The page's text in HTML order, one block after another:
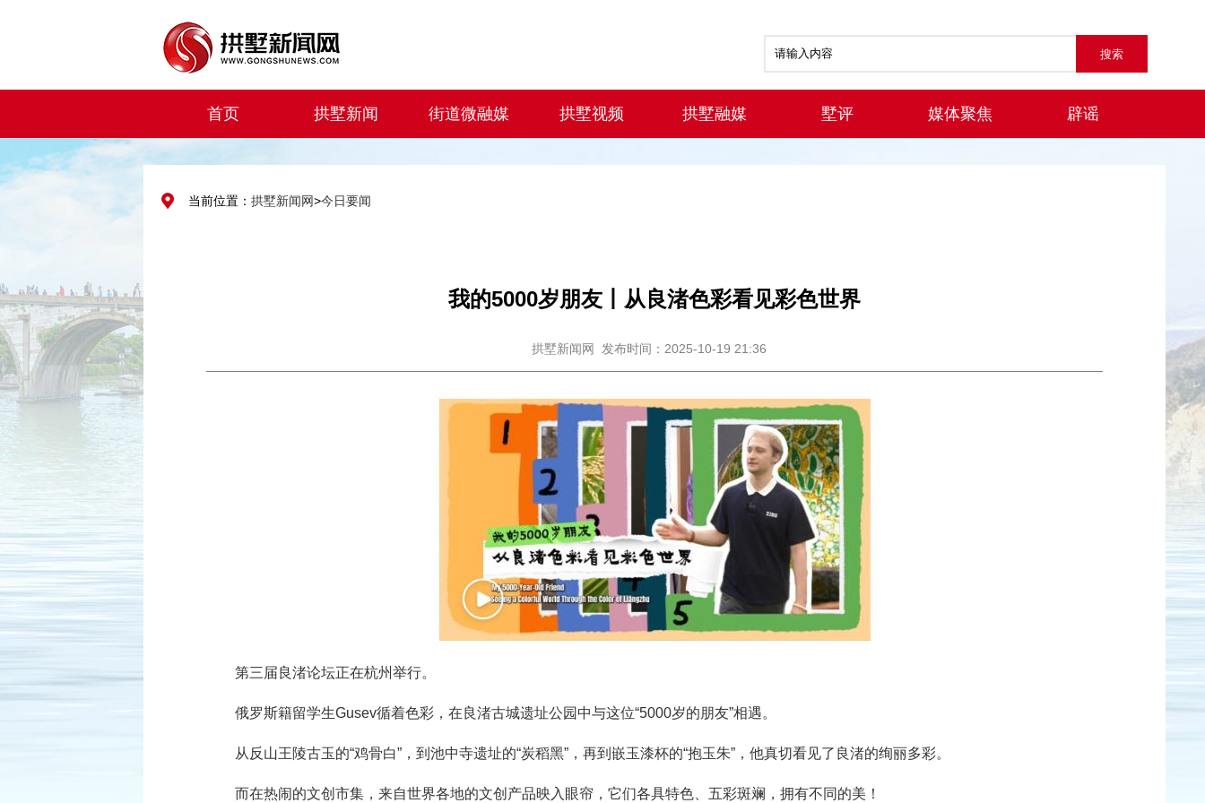
首页 拱墅新闻 街道微融媒 拱墅视频 拱墅融媒 墅评 媒体聚焦 辟谣
当前位置： 拱墅新闻网>今日要闻
我的5000岁朋友丨从良渚色彩看见彩色世界
拱墅新闻网 发布时间：2025-10-19 21:36
第三届良渚论坛正在杭州举行。
俄罗斯籍留学生Gusev循着色彩，在良渚古城遗址公园中与这位“5000岁的朋友”相遇。
从反山王陵古玉的“鸡骨白”，到池中寺遗址的“炭稻黑”，再到嵌玉漆杯的“抱玉朱”，他真切看见了良渚的绚丽多彩。
而在热闹的文创市集，来自世界各地的文创产品映入眼帘，它们各具特色、五彩斑斓，拥有不同的美！